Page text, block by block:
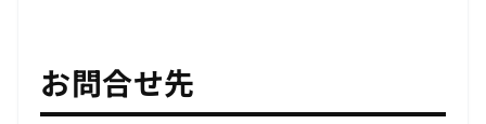
お問合せ先